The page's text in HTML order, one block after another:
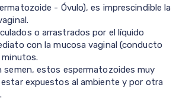
- Óvulo), es imprescindible la
o arrastrados por el líquido
con la mucosa vaginal (conducto
estos espermatozoides muy
expuestos al ambiente y por otra